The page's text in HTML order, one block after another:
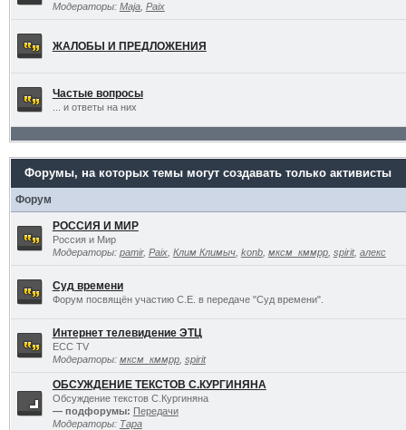
Модераторы: Maja, Paix
ЖАЛОБЫ И ПРЕДЛОЖЕНИЯ
Частые вопросы
... и ответы на них
Форумы, на которых темы могут создавать только активисты
Форум
РОССИЯ И МИР
Россия и Мир
Модераторы: pamir, Paix, Клим Климыч, konb, мксм_кммрр, spirit, алекс
Суд времени
Форум посвящён участию С.Е. в передаче "Суд времени".
Интернет телевидение ЭТЦ
ECC TV
Модераторы: мксм_кммрр, spirit
ОБСУЖДЕНИЕ ТЕКСТОВ С.КУРГИНЯНА
Обсуждение текстов С.Кургиняна
— подфорумы: Передачи
Модераторы: Тара